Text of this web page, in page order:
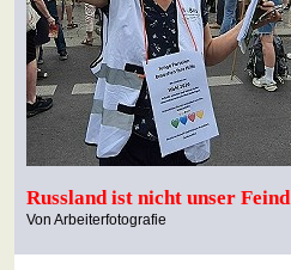
Russland ist nicht unser Feind
Von Arbeiterfotografie